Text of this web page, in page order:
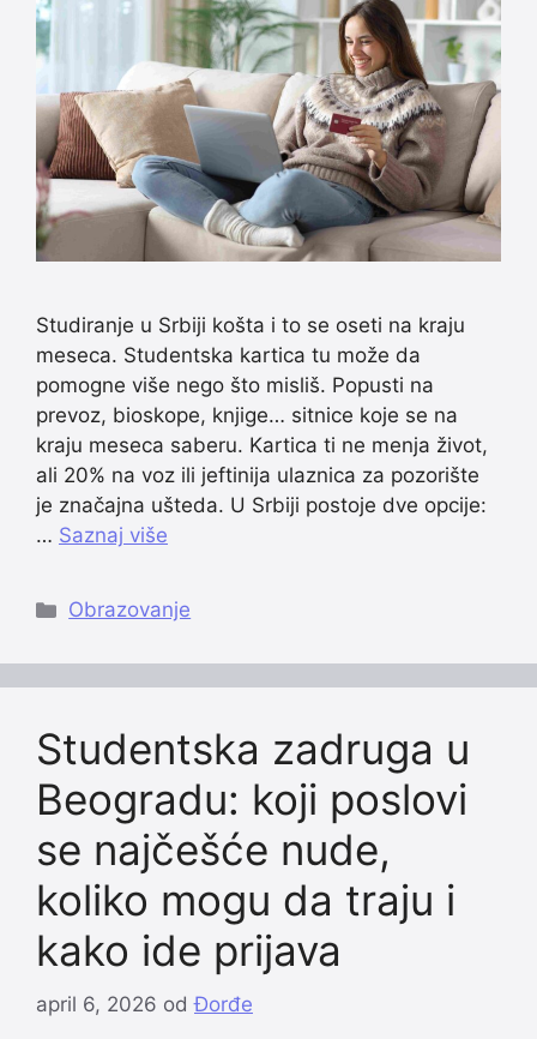
Studiranje u Srbiji košta i to se oseti na kraju
meseca. Studentska kartica tu može da
pomogne više nego što misliš. Popusti na
prevoz, bioskope, knjige… sitnice koje se na
kraju meseca saberu. Kartica ti ne menja život,
ali 20% na voz ili jeftinija ulaznica za pozorište
je značajna ušteda. U Srbiji postoje dve opcije:
… Saznaj više
Categories
Obrazovanje
Studentska zadruga u
Beogradu: koji poslovi
se najčešće nude,
koliko mogu da traju i
kako ide prijava
april 6, 2026 odĐorđe